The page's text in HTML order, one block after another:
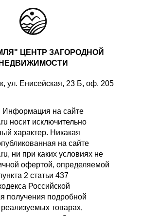
ЦЕНТР ЗАГОРОДНОЙ
НЕДВИЖИМОСТИ
ул. Енисейская, 23 Б, оф. 205
на сайте
носит исключительно
характер. Никакая
на сайте
ни при каких условиях не
офертой, определяемой
2 статьи 437
Российской
получения подробной
товарах,